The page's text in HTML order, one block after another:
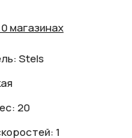
магазинах
Stels
20
1